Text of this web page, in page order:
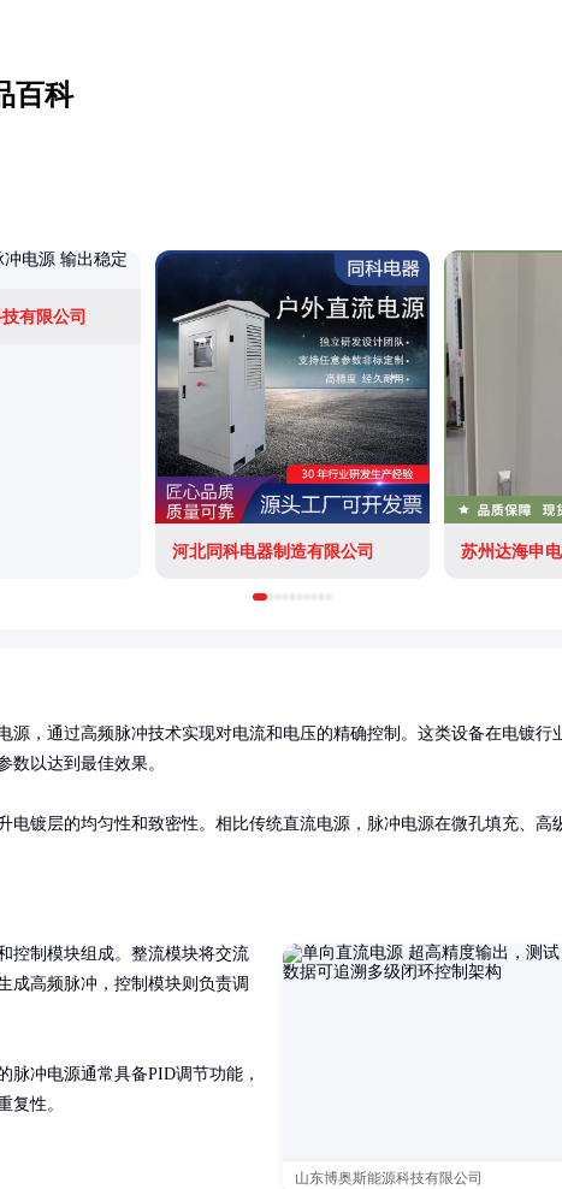
百科
有限公司
河北同科电器制造有限公司 苏州达海申
源，通过高频脉冲技术实现对电流和电压的精确控制。这类设备在电镀行
数以达到最佳效果。
电镀层的均匀性和致密性。相比传统直流电源，脉冲电源在微孔填充、高
山东博奥斯能源科技有限公司
控制模块组成。整流模块将交流
成高频脉冲，控制模块则负责调
冲电源通常具备PID调节功能，
复性。